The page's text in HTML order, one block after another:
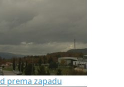
prema zapadu